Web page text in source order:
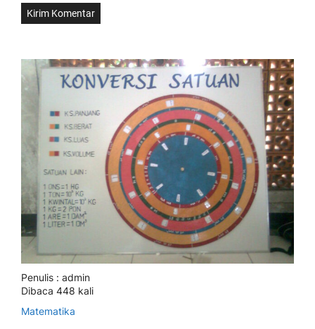
Penulis : admin
Dibaca 448 kali
Matematika